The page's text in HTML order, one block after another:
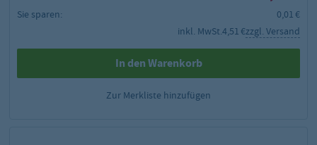
Sie sparen:
0,01 €
inkl. MwSt.4,51 €zzgl. Versand
In den Warenkorb
Zur Merkliste hinzufügen